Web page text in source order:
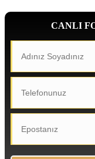
CANLI